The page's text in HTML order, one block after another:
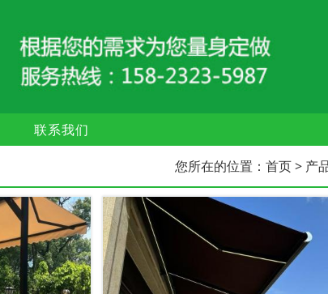
联系我们
您所在的位置： 首页> 产